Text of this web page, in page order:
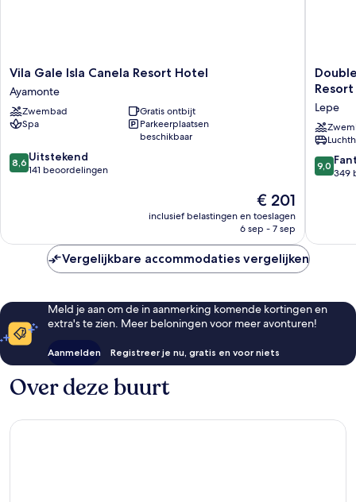
Vila
Gale
Isla
Canela
Resort
Ayamonte
Vila Gale Isla Canela Resort Hotel
Ayamonte
Zwembad
Gratis ontbijt
Spa
Parkeerplaatsen
beschikbaar
8.6
van
8,6 Uitstekend
141 beoordelingen
De
prijs
is
€ 201
inclusief belastingen en toeslagen
6 sep - 7 sep
by
Islantilla
Beach
Golf
Resort
Lepe
Resort
Lepe
9.0
van
9,0
349
Vergelijkbare accommodaties vergelijken
Meld je aan om de in aanmerking komende kortingen en
extra's te zien. Meer beloningen voor meer avonturen!
Aanmelden Registreer je nu, gratis en voor niets
Over deze buurt